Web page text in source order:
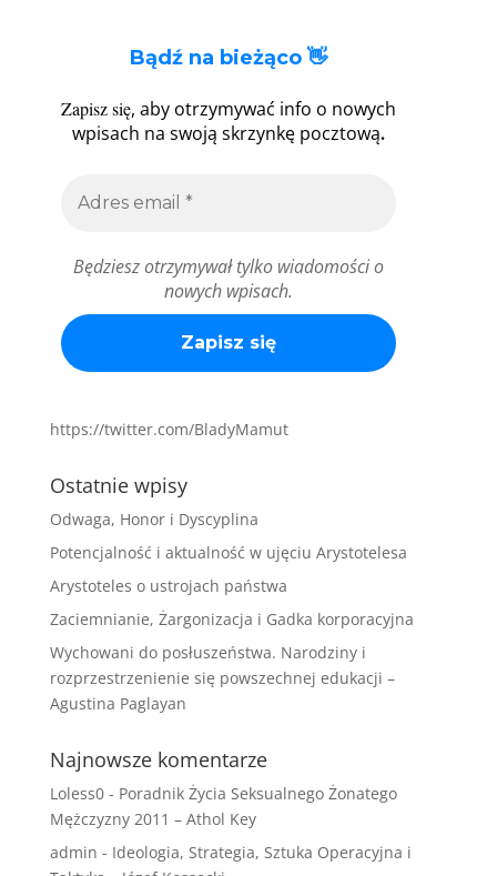
Bądź na bieżąco 👋
Zapisz się, aby otrzymywać info o nowych
wpisach na swoją skrzynkę pocztową.
Będziesz otrzymywał tylko wiadomości o
nowych wpisach.
https://twitter.com/BladyMamut
Ostatnie wpisy
Odwaga, Honor i Dyscyplina
Potencjalność i aktualność w ujęciu Arystotelesa
Arystoteles o ustrojach państwa
Zaciemnianie, Żargonizacja i Gadka korporacyjna
Wychowani do posłuszeństwa. Narodziny i
rozprzestrzenienie się powszechnej edukacji –
Agustina Paglayan
Najnowsze komentarze
Loless0- Poradnik Życia Seksualnego Żonatego
Mężczyzny 2011 – Athol Key
admin - Ideologia, Strategia, Sztuka Operacyjna i